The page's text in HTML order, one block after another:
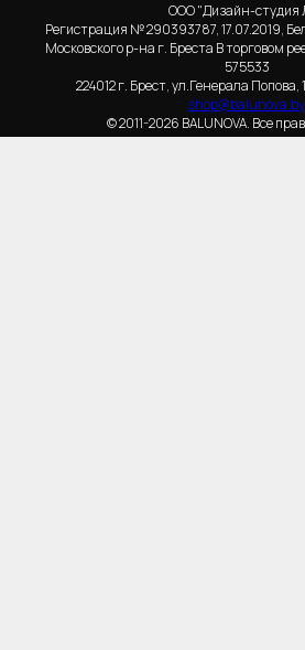
ООО "Дизайн-студия
Регистрация № 290393787, 17.07.2019,
Московского р-на г. Бреста В торговом
575533
224012 г. Брест, ул.Генерала
shop@balunova.by
© 2011-2026 BALUNOVA. Все